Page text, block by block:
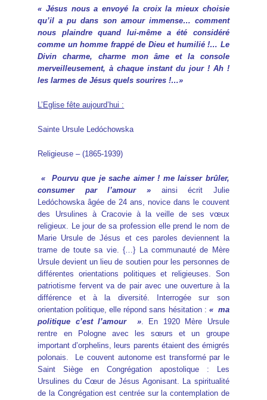
«Jésus nous a envoyé la croix la mieux choisie
qu’il a pu dans son amour immense… comment
nous plaindre quand lui-même a été considéré
comme un homme frappé de Dieu et humilié !… Le
Divin charme, charme mon âme et la console
merveilleusement, à chaque instant du jour ! Ah !
les larmes de Jésus quels sourires !…»
L’Eglise fête aujourd’hui :
Sainte Ursule Ledóchowska
Religieuse – (1865-1939)
«
Pourvu que je sache aimer ! me laisser brûler,
consumer par l’amour »
ainsi écrit Julie
Ledóchowska âgée de 24 ans, novice dans le couvent
des Ursulines à Cracovie à la veille de ses vœux
religieux. Le jour de sa profession elle prend le nom de
Marie Ursule de Jésus et ces paroles deviennent la
trame de toute sa vie. {…} La communauté de Mère
Ursule devient un lieu de soutien pour les personnes de
différentes orientations politiques et religieuses. Son
patriotisme fervent va de pair avec une ouverture à la
différence et à la diversité. Interrogée sur son
orientation politique, elle répond sans hésitation : « ma
politique c’est l’amour ». En 1920 Mère Ursule
rentre en Pologne avec les sœurs et un groupe
important d’orphelins, leurs parents étaient des émigrés
polonais. Le couvent autonome est transformé par le
Saint Siège en Congrégation apostolique : Les
Ursulines du Cœur de Jésus Agonisant. La spiritualité
de la Congrégation est centrée sur la contemplation de